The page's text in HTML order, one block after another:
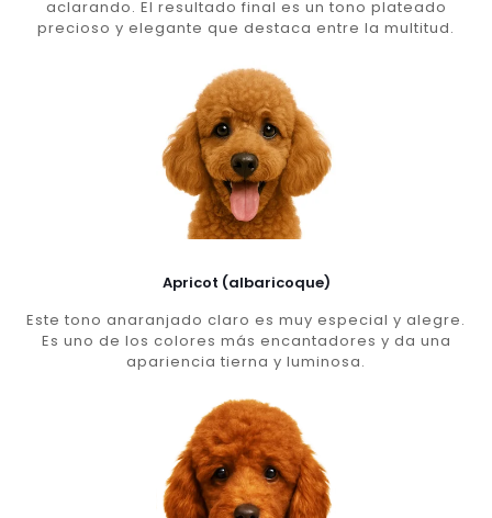
aclarando. El resultado final es un tono plateado
precioso y elegante que destaca entre la multitud.
Apricot (albaricoque)
Este tono anaranjado claro es muy especial y alegre.
Es uno de los colores más encantadores y da una
apariencia tierna y luminosa.